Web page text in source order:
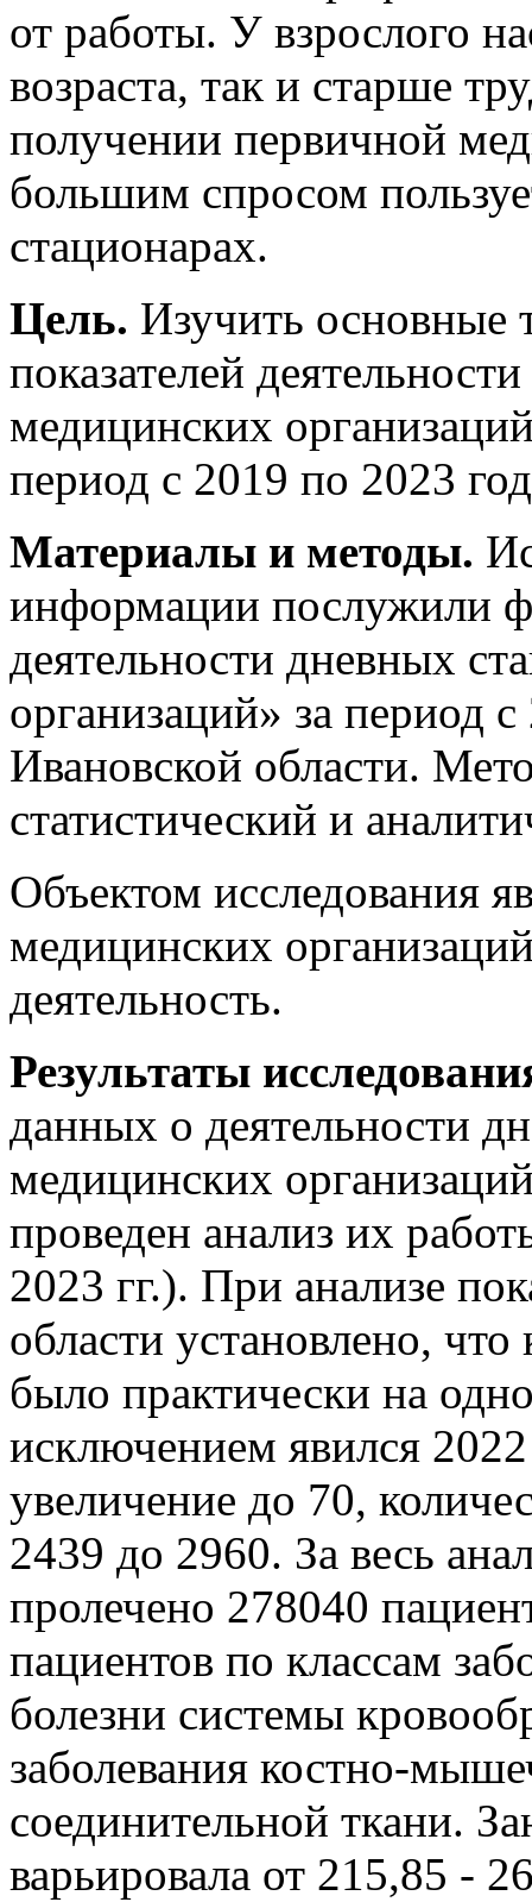
от работы. У взрослого
возраста, так и старше
получении первичной
большим спросом
стационарах.
Цель. Изучить основные
показателей
медицинских
период с 2019 по 2023
Материалы и методы.
информации послужили
деятельности дневных
организаций» за период
Ивановской области.
статистический и
Объектом исследования
медицинских
деятельность.
Результаты
данных о деятельности
медицинских
проведен анализ их
2023 гг.). При анализе
области установлено,
было практически на
исключением явился
увеличение до 70,
2439 до 2960. За весь
пролечено 278040
пациентов по классам
болезни системы
заболевания костно-
соединительной ткани.
варьировала от 215,85 -